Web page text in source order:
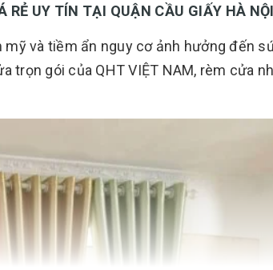
UY TÍN TẠI QUẬN CẦU GIẤY HÀ NỘI
và tiềm ẩn nguy cơ ảnh hưởng đến
trọn gói của QHT VIỆT NAM, rèm cửa